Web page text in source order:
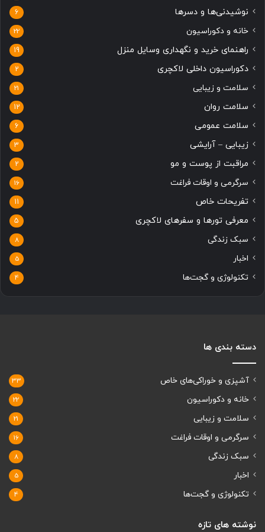
نوشیدنی‌ها و دسرها 6
خانه و دکوراسیون 22
راهنمای خرید و نگهداری وسایل منزل 19
دکوراسیون داخلی لاکچری 2
سلامت و زیبایی 21
سلامت روان 12
سلامت عمومی 6
زیبایی – آرایشی 3
مراقبت از پوست و مو 2
سرگرمی و اوقات فراغت 16
تفریحات خاص 11
معرفی تورها و سفرهای لاکچری 5
سبک زندگی 8
اخبار 5
تکنولوژی و گجت‌ها 4
دسته بندی ها
آشپزی و خوراکی‌های خاص 33
خانه و دکوراسیون 22
سلامت و زیبایی 21
سرگرمی و اوقات فراغت 16
سبک زندگی 8
اخبار 5
تکنولوژی و گجت‌ها 4
نوشته های تازه